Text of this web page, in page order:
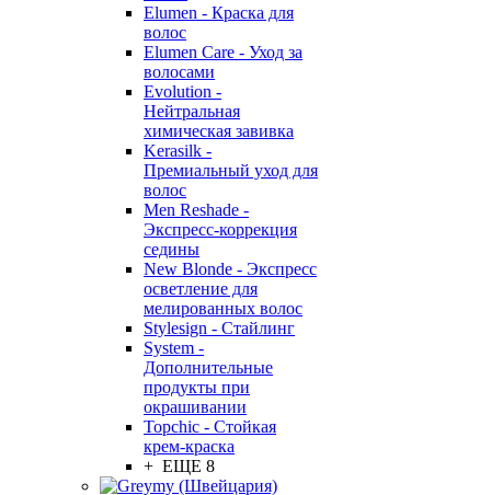
Elumen - Краска для
волос
Elumen Care - Уход за
волосами
Evolution -
Нейтральная
химическая завивка
Kerasilk -
Премиальный уход для
волос
Men Reshade -
Экспресс-коррекция
седины
New Blonde - Экспресс
осветление для
мелированных волос
Stylesign - Стайлинг
System -
Дополнительные
продукты при
окрашивании
Topchic - Стойкая
крем-краска
+ ЕЩЕ 8